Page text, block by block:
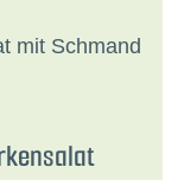
mit Schmand